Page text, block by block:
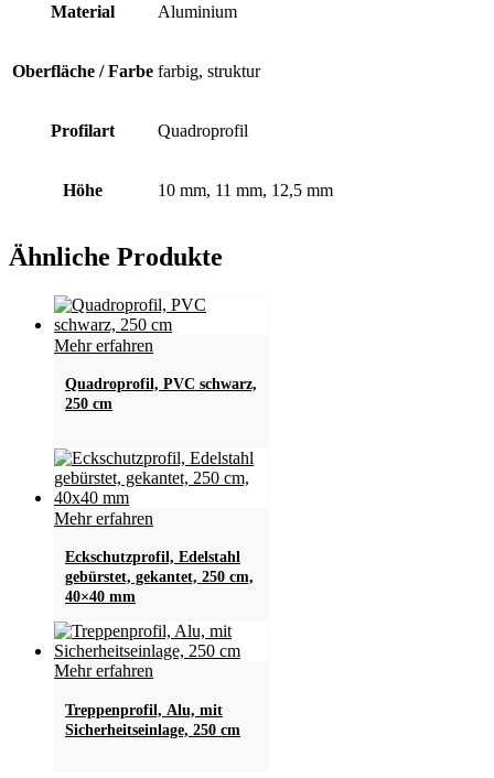
Material Aluminium
Oberfläche / Farbe farbig, struktur
Profilart Quadroprofil
Höhe 10 mm, 11 mm, 12,5 mm
Ähnliche Produkte
Mehr erfahren
Quadroprofil, PVC schwarz,
250 cm
Mehr erfahren
Eckschutzprofil, Edelstahl
gebürstet, gekantet, 250 cm,
40×40 mm
Mehr erfahren
Treppenprofil, Alu, mit
Sicherheitseinlage, 250 cm